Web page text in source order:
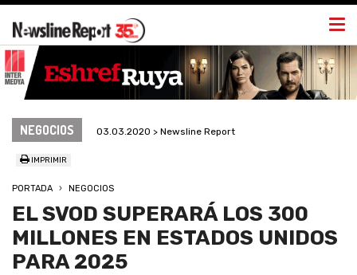
NEGOCIOS 03.03.2020 > Newsline Report
IMPRIMIR
PORTADA NEGOCIOS
EL SVOD SUPERARÁ LOS 300
MILLONES EN ESTADOS UNIDOS
PARA 2025